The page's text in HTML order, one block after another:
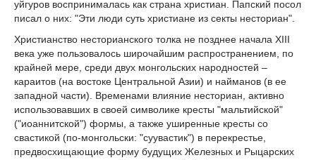
уйгуров воспринималась как страна христиан. Папский посол
писал о них: "Эти люди суть христиане из секты несториан".
Христианство несторианского толка не позднее начала XIII
века уже пользовалось широчайшим распространением, по
крайней мере, среди двух монгольских народностей –
караитов (на востоке Центральной Азии) и найманов (в ее
западной части). Временами влияние несториан, активно
использовавших в своей символике кресты "мальтийской"
("иоаннитской") формы, а также уширенные кресты со
свастикой (по-монгольски: "суувастик") в перекрестье,
предвосхищающие форму будущих Железных и Рыцарских